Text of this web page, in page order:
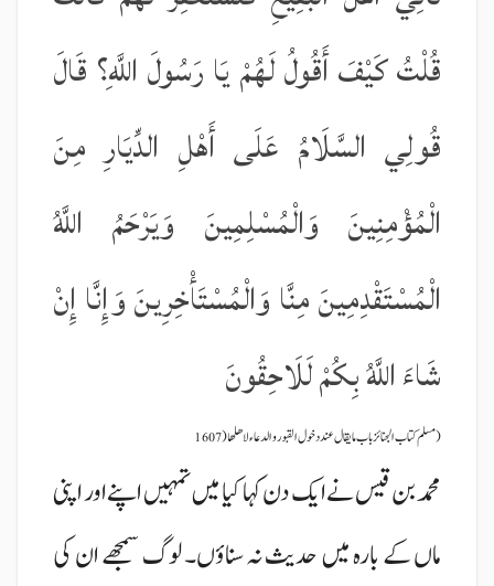
قُلْتُ كَيْفَ أَقُولُ لَهُمْ يَا رَسُولَ اللَّهِ؟ قَالَ
قُولِي السَّلَامُ عَلَى أَهْلِ الدِّيَارِ مِنَ
الْمُؤْمِنِينَ وَالْمُسْلِمِينَ وَيَرْحَمُ اللَّهُ
الْمُسْتَقْدِمِينَ مِنَّا وَالْمُسْتَأْخِرِينَ وَإِنَّا إِنْ
شَاءَ اللَّهُ بِكُمْ لَلَاحِقُونَ
(مسلم کتاب الجنائز باب ما یقال عند دخول القبور و الدعاء لاھلھا(1607
محمد بن قیس نے ایک دن کہا کیا میں تمہیں اپنے اور اپنی
ماں کے بارہ میں حدیث نہ سناؤں۔ لوگ سمجھے ان کی